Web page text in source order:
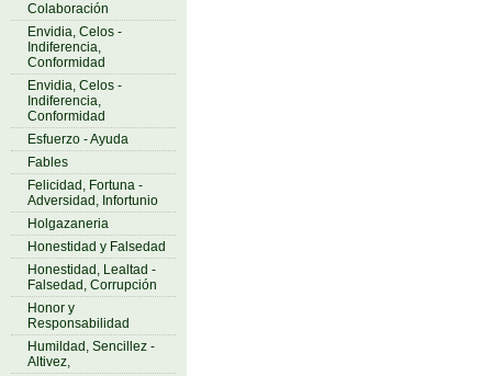
Colaboración
Envidia, Celos -
Indiferencia,
Conformidad
Envidia, Celos -
Indiferencia,
Conformidad
Esfuerzo - Ayuda
Fables
Felicidad, Fortuna -
Adversidad, Infortunio
Holgazaneria
Honestidad y Falsedad
Honestidad, Lealtad -
Falsedad, Corrupción
Honor y
Responsabilidad
Humildad, Sencillez -
Altivez,